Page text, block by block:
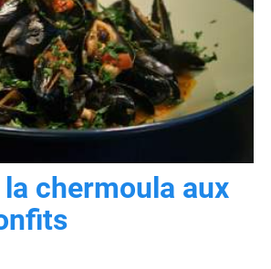
chermoula aux